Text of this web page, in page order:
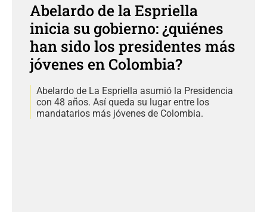
Abelardo de la Espriella
inicia su gobierno: ¿quiénes
han sido los presidentes más
jóvenes en Colombia?
Abelardo de La Espriella asumió la Presidencia
con 48 años. Así queda su lugar entre los
mandatarios más jóvenes de Colombia.